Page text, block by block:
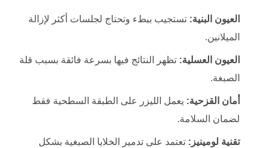
العيون البنية: تستجيب ببطء وتحتاج لجلسات أكثر لإزالة
الميلانين.
العيون العسلية: تظهر النتائج فيها بسرعة فائقة بسبب قلة
الصبغة.
أمان القزحية: يعمل الليزر على الطبقة السطحية فقط
لضمان السلامة.
تقنية لومينيز: تعتمد على تدمير الخلايا الصبغية بشكل